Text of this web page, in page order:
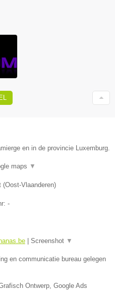
en in de provincie Luxemburg.
maps ▼
(Oost-Vlaanderen)
-
Screenshot ▼
en communicatie bureau gelegen
Ontwerp, Google Ads